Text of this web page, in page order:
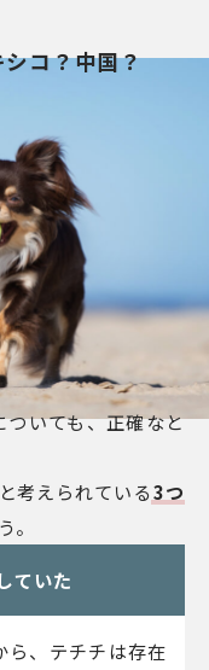
コ？中国？
いても、正確なと
考えられている3つ
。
ていた
ら、テチチは存在